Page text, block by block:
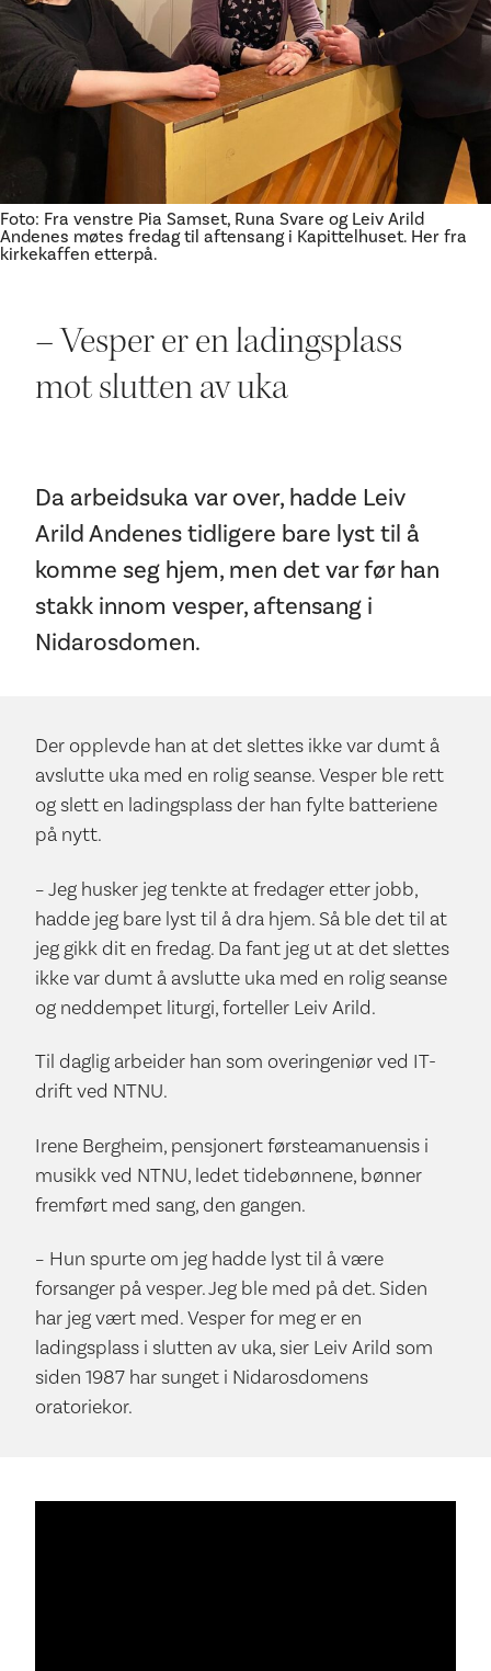
Ditt besøk
Foto: Fra venstre Pia Samset, Runa Svare og Leiv Arild
Andenes møtes fredag til aftensang i Kapittelhuset. Her fra
kirkekaffen etterpå.
– Vesper er en ladingsplass
mot slutten av uka
Da arbeidsuka var over, hadde Leiv
Arild Andenes tidligere bare lyst til å
komme seg hjem, men det var før han
stakk innom vesper, aftensang i
Nidarosdomen.
Der opplevde han at det slettes ikke var dumt å
avslutte uka med en rolig seanse. Vesper ble rett
og slett en ladingsplass der han fylte batteriene
på nytt.
– Jeg husker jeg tenkte at fredager etter jobb,
hadde jeg bare lyst til å dra hjem. Så ble det til at
jeg gikk dit en fredag. Da fant jeg ut at det slettes
ikke var dumt å avslutte uka med en rolig seanse
og neddempet liturgi, forteller Leiv Arild.
Til daglig arbeider han som overingeniør ved IT-
drift ved NTNU.
Irene Bergheim, pensjonert førsteamanuensis i
musikk ved NTNU, ledet tidebønnene, bønner
fremført med sang, den gangen.
– Hun spurte om jeg hadde lyst til å være
forsanger på vesper. Jeg ble med på det. Siden
har jeg vært med. Vesper for meg er en
ladingsplass i slutten av uka, sier Leiv Arild som
siden 1987 har sunget i Nidarosdomens
oratoriekor.